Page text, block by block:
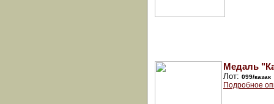
Медаль
Лот: 099/казак
Подробное